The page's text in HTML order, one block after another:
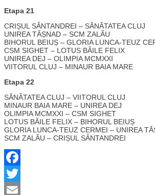
Etapa 21
CRIȘUL SÂNTANDREI – SĂNĂTATEA CLUJ
UNIREA TĂȘNAD – SCM ZALĂU
BIHORUL BEIUȘ – GLORIA LUNCA-TEUZ
CSM SIGHET – LOTUS BĂILE FELIX
UNIREA DEJ – OLIMPIA MCMXXI
VIITORUL CLUJ – MINAUR BAIA MARE
Etapa 22
SĂNĂTATEA CLUJ – VIITORUL CLUJ
MINAUR BAIA MARE – UNIREA DEJ
OLIMPIA MCMXXI – CSM SIGHET
LOTUS BĂILE FELIX – BIHORUL BEIUȘ
GLORIA LUNCA-TEUZ CERMEI – UNIREA
SCM ZALĂU – CRIȘUL SÂNTANDREI
Facebook
Twitter